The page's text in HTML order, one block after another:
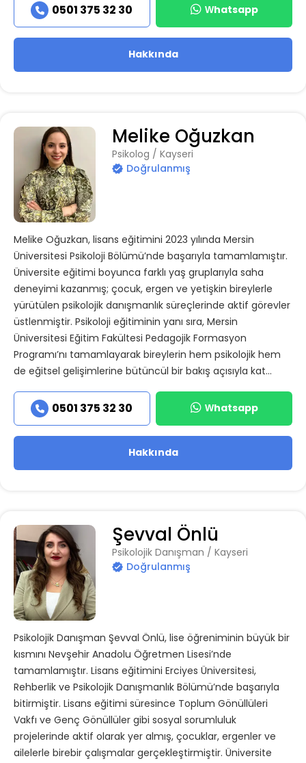
0501 375 32 30 Whatsapp
Hakkında
Melike Oğuzkan
Psikolog / Kayseri
Doğrulanmış
Melike Oğuzkan, lisans eğitimini 2023 yılında Mersin
Üniversitesi Psikoloji Bölümü’nde başarıyla tamamlamıştır.
Üniversite eğitimi boyunca farklı yaş gruplarıyla saha
deneyimi kazanmış; çocuk, ergen ve yetişkin bireylerle
yürütülen psikolojik danışmanlık süreçlerinde aktif görevler
üstlenmiştir. Psikoloji eğitiminin yanı sıra, Mersin
Üniversitesi Eğitim Fakültesi Pedagojik Formasyon
Programı’nı tamamlayarak bireylerin hem psikolojik hem
de eğitsel gelişimlerine bütüncül bir bakış açısıyla kat...
0501 375 32 30 Whatsapp
Hakkında
Şevval Önlü
Psikolojik Danışman / Kayseri
Doğrulanmış
Psikolojik Danışman Şevval Önlü, lise öğreniminin büyük bir
kısmını Nevşehir Anadolu Öğretmen Lisesi’nde
tamamlamıştır. Lisans eğitimini Erciyes Üniversitesi,
Rehberlik ve Psikolojik Danışmanlık Bölümü’nde başarıyla
bitirmiştir. Lisans eğitimi süresince Toplum Gönüllüleri
Vakfı ve Genç Gönüllüler gibi sosyal sorumluluk
projelerinde aktif olarak yer almış, çocuklar, ergenler ve
ailelerle birebir çalışmalar gerçekleştirmiştir. Üniversite